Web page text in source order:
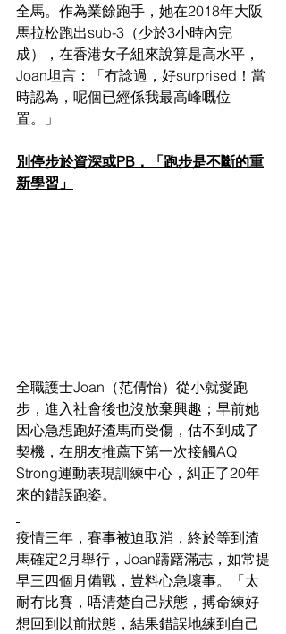
全馬。作為業餘跑手，她在2018年大阪
馬拉松跑出sub-3（少於3小時內完
成），在香港女子組來說算是高水平，
Joan坦言：「冇諗過，好surprised！當
時認為，呢個已經係我最高峰嘅位
置。」
別停步於資深或PB．「跑步是不斷的重
新學習」
全職護士Joan（范倩怡）從小就愛跑
步，進入社會後也沒放棄興趣；早前她
因心急想跑好渣馬而受傷，估不到成了
契機，在朋友推薦下第一次接觸AQ
Strong運動表現訓練中心，糾正了20年
來的錯誤跑姿。
疫情三年，賽事被迫取消，終於等到渣
馬確定2月舉行，Joan躊躇滿志，如常提
早三四個月備戰，豈料心急壞事。「太
耐冇比賽，唔清楚自己狀態，搏命練好
想回到以前狀態，結果錯誤地練到自己